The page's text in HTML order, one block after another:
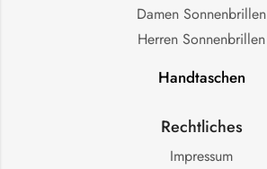
Damen Sonnenbrillen
Herren Sonnenbrillen
Handtaschen
Rechtliches
Impressum